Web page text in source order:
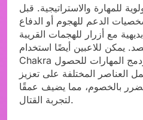
للمهارة والاستراتيجية. قبل
الدعم للهجوم أو الدفاع
مع أزرار للهجمات القريبة
يمكن للاعبين أيضًا استخدام
Chakra لتنفيذ حركات خاصة قوية ودمج المهارات للحصول
العناصر المختلفة على تعزيز
بالخصوم، مما يضيف عمقًا
لتجربة القتال.